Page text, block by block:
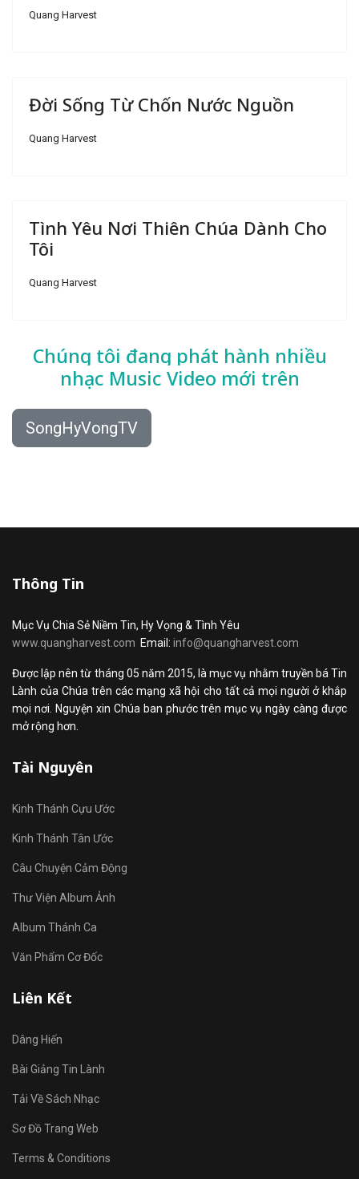
Quang Harvest
Đời Sống Từ Chốn Nước Nguồn
Quang Harvest
Tình Yêu Nơi Thiên Chúa Dành Cho
Tôi
Quang Harvest
Chúng tôi đang phát hành nhiều
nhạc Music Video mới trên
SongHyVongTV
Thông Tin
Mục Vụ Chia Sẻ Niềm Tin, Hy Vọng & Tình Yêu
www.quangharvest.com Email: info@quangharvest.com
Được lập nên từ tháng 05 năm 2015, là mục vụ nhằm truyền bá Tin
Lành của Chúa trên các mạng xã hội cho tất cả mọi người ở khắp
mọi nơi. Nguyện xin Chúa ban phước trên mục vụ ngày càng được
mở rộng hơn.
Tài Nguyên
Kinh Thánh Cựu Ước
Kinh Thánh Tân Ước
Câu Chuyện Cảm Động
Thư Viện Album Ảnh
Album Thánh Ca
Văn Phẩm Cơ Đốc
Liên Kết
Dâng Hiến
Bài Giảng Tin Lành
Tải Về Sách Nhạc
Sơ Đồ Trang Web
Terms & Conditions